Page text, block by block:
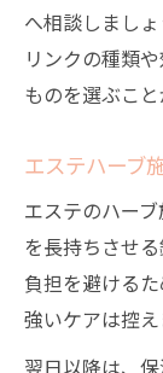
へ相談しまし
リンクの種類
ものを選ぶこと
エステハーブ
エステのハー
を長持ちさせ
負担を避ける
強いケアは控え
翌日以降は、